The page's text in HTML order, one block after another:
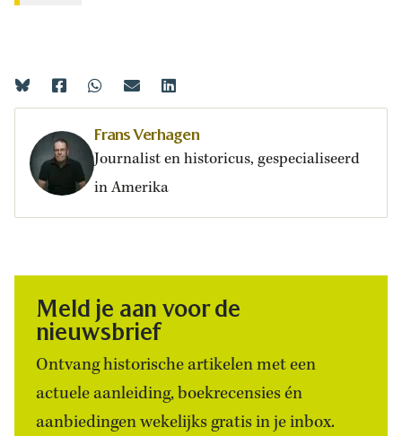
Frans Verhagen
Journalist en historicus, gespecialiseerd
in Amerika
Meld je aan voor de
nieuwsbrief
Ontvang historische artikelen met een
actuele aanleiding, boekrecensies én
aanbiedingen wekelijks gratis in je inbox.